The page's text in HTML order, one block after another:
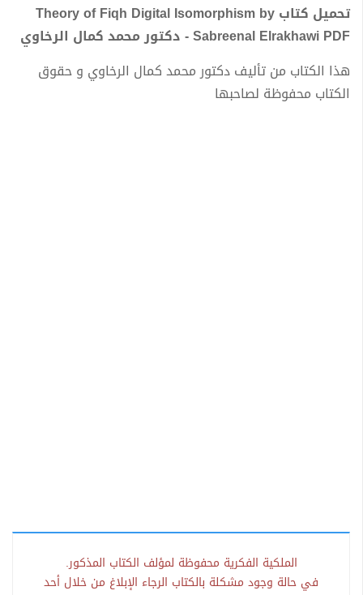
تحميل كتاب Theory of Fiqh Digital Isomorphism by
Sabreenal Elrakhawi PDF - دكتور محمد كمال الرخاوي
هذا الكتاب من تأليف دكتور محمد كمال الرخاوي و حقوق
الكتاب محفوظة لصاحبها
الملكية الفكرية محفوظة لمؤلف الكتاب المذكور.
في حالة وجود مشكلة بالكتاب الرجاء الإبلاغ من خلال أحد